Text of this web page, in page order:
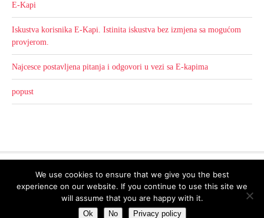
E-Kapi
Iskustva korisnika E-Kapi. Istinita iskustva bez izmjena sa mogućom
provjerom.
Najcesce postavljena pitanja i odgovori u vezi sa E-kapima
popust
Return to top of page
Copyright © 2026 ·eleven40 Child Themeon Genesis Framework
WordPress·Log in
We use cookies to ensure that we give you the best
experience on our website. If you continue to use this site we
will assume that you are happy with it.
Ok No Privacy policy